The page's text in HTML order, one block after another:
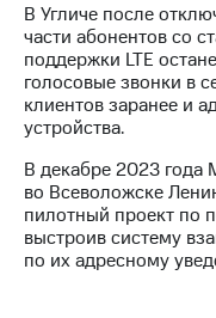
Дивиденды
Рынок
облигаций
Описание
Уведомление
о
погашении
именных
облигаций
Другое
В Угличе после
части абонентов со
поддержки LTE
голосовые звонки в
клиентов заранее и
устройства.
В декабре 2023
во Всеволожске
пилотный проект по
выстроив систему
по их адресному